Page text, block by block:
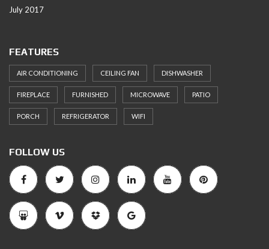
July 2017
FEATURES
AIR CONDITIONING CEILING FAN DISHWASHER
FIREPLACE FURNISHED MICROWAVE PATIO
PORCH REFRIGERATOR WIFI
FOLLOW US